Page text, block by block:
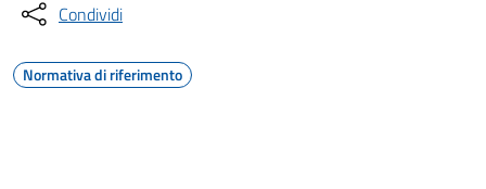
Condividi
Normativa di riferimento